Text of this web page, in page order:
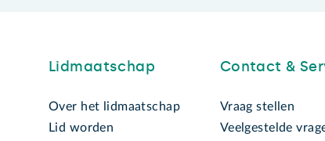
Lidmaatschap
Over het lidmaatschap
Lid worden
Contact &
Vraag stellen
Veelgestelde